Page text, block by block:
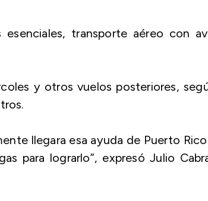
transporte aéreo con
y otros vuelos posteriores,
llegara esa ayuda de Puerto
para lograrlo”, expresó Julio